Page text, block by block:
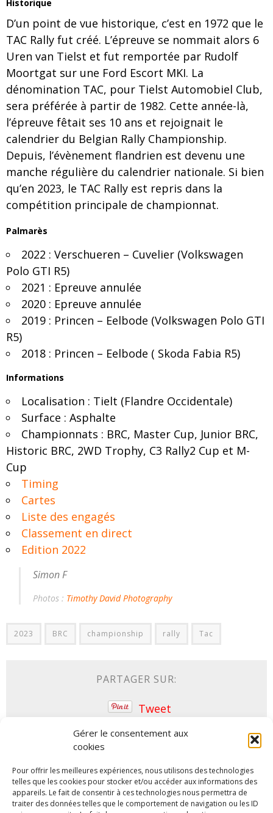
Gérer le consentement aux
cookies
Pour offrir les meilleures expériences, nous utilisons des technologies
telles que les cookies pour stocker et/ou accéder aux informations des
appareils. Le fait de consentir à ces technologies nous permettra de
traiter des données telles que le comportement de navigation ou les ID
Historique
D’un point de vue historique, c’est en 1972 que le
TAC Rally fut créé. L’épreuve se nommait alors 6
Uren van Tielst et fut remportée par Rudolf
Moortgat sur une Ford Escort MKI. La
dénomination TAC, pour Tielst Automobiel Club,
sera préférée à partir de 1982. Cette année-là,
l’épreuve fêtait ses 10 ans et rejoignait le
calendrier du Belgian Rally Championship.
Depuis, l’évènement flandrien est devenu une
manche régulière du calendrier nationale. Si bien
qu’en 2023, le TAC Rally est repris dans la
compétition principale de championnat.
Palmarès
2022 : Verschueren – Cuvelier (Volkswagen
Polo GTI R5)
2021 : Epreuve annulée
2020 : Epreuve annulée
2019 : Princen – Eelbode (Volkswagen Polo GTI
R5)
2018 : Princen – Eelbode ( Skoda Fabia R5)
Informations
Localisation : Tielt (Flandre Occidentale)
Surface : Asphalte
Championnats : BRC, Master Cup, Junior BRC,
Historic BRC, 2WD Trophy, C3 Rally2 Cup et M-
Cup
Timing
Cartes
Liste des engagés
Classement en direct
Edition 2022
Simon F
Photos : Timothy David Photography
2023 BRC championship rally Tac
PARTAGER SUR:
Tweet